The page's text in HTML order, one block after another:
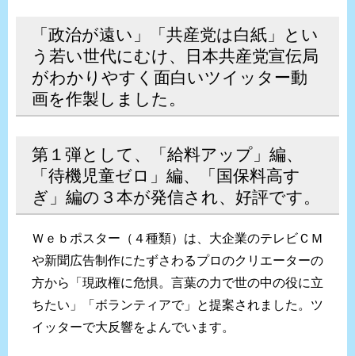
「政治が遠い」「共産党は白紙」とい
う若い世代にむけ、日本共産党宣伝局
がわかりやすく面白いツイッター動
画を作製しました。
第１弾として、「給料アップ」編、
「待機児童ゼロ」編、「国保料高す
ぎ」編の３本が発信され、好評です。
Ｗｅｂポスター（４種類）は、大企業のテレビＣＭ
や新聞広告制作にたずさわるプロのクリエーターの
方から「現政権に危惧。言葉の力で世の中の役に立
ちたい」「ボランティアで」と提案されました。ツ
イッターで大反響をよんでいます。